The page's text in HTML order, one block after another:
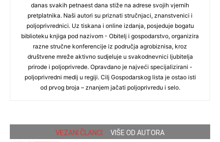
danas svakih petnaest dana stiže na adrese svojih vjernih
pretplatnika. Naši autori su priznati stručnjaci, znanstvenici i
poljoprivrednici. Uz tiskana i online izdanja, posjeduje bogatu
biblioteku knjiga pod nazivom - Obitelj i gospodarstvo, organizira
razne stručne konferencije iz područja agrobiznisa, kroz
društvene mreže aktivno sudjeluje u svakodnevnici ljubitelja
prirode i poljoprivrede. Opravdano je najveći specijalizirani -
poljoprivredni medij u regiji. Cilj Gospodarskog lista je ostao isti
od prvog broja – znanjem jačati poljoprivredu i selo.
VEZANI ČLANCI VIŠE OD AUTORA